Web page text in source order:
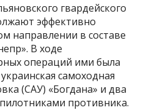
гвардейского
эффективно
направлении в составе
В ходе
операций ими была
самоходная
(САУ) «Богдана» и два
противника.